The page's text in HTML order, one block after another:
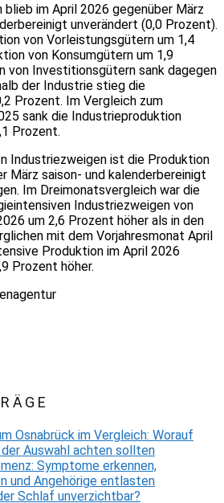
im April 2026 gegenüber März
unverändert (0,0 Prozent).
von Vorleistungsgütern um 1,4
von Konsumgütern um 1,9
von Investitionsgütern sank dagegen
der Industrie stieg die
Prozent. Im Vergleich zum
sank die Industrieproduktion
Prozent.
Industriezweigen ist die Produktion
März saison- und kalenderbereinigt
Im Dreimonatsvergleich war die
Industriezweigen von
um 2,6 Prozent höher als in den
mit dem Vorjahresmonat April
Produktion im April 2026
Prozent höher.
Osnabrück im Vergleich: Worauf
Auswahl achten sollten
Symptome erkennen,
und Angehörige entlasten
Schlaf unverzichtbar?